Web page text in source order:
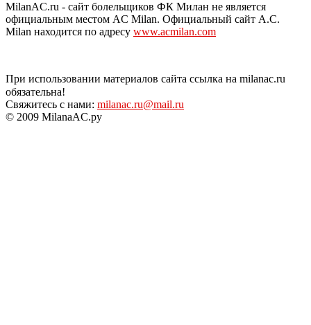
MilanAC.ru - сайт болельщиков ФК Милан не является
официальным местом AC Milan. Официальный сайт A.C.
Milan находится по адресу www.acmilan.com
При использовании материалов сайта ссылка на milanac.ru
обязательна!
Свяжитесь с нами: milanac.ru@mail.ru
© 2009 MilanaAC.ру